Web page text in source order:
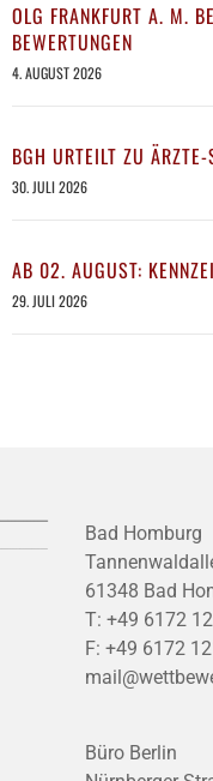
OLG FRANKFURT A. M.
BEWERTUNGEN
4. AUGUST 2026
BGH URTEILT ZU ÄRZTE-
30. JULI 2026
AB 02. AUGUST:
29. JULI 2026
Bad Homburg
61348 Bad
T: +49 6172
F: +49 6172
Büro Berlin